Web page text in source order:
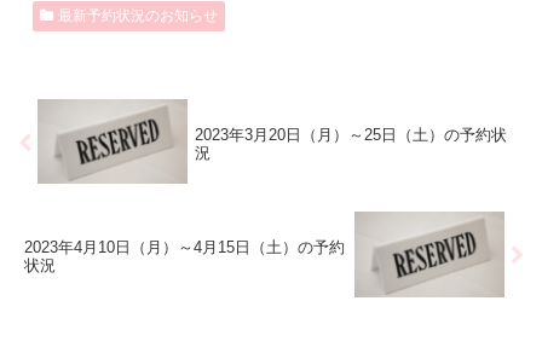
最新予約状況のお知らせ
2023年3月20日（月）～25日（土）の予約状
況
2023年4月10日（月）～4月15日（土）の予約
状況